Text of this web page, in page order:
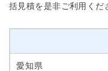
括見積を是非ご利用くだ
愛知県